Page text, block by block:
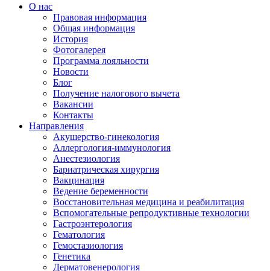
О нас
Правовая информация
Общая информация
История
Фотогалерея
Программа лояльности
Новости
Блог
Получение налогового вычета
Вакансии
Контакты
Направления
Акушерство-гинекология
Аллергология-иммунология
Анестезиология
Бариатрическая хирургия
Вакцинация
Ведение беременности
Восстановительная медицина и реабилитация
Вспомогательные репродуктивные технологии
Гастроэнтерология
Гематология
Гемостазиология
Генетика
Дерматовенерология